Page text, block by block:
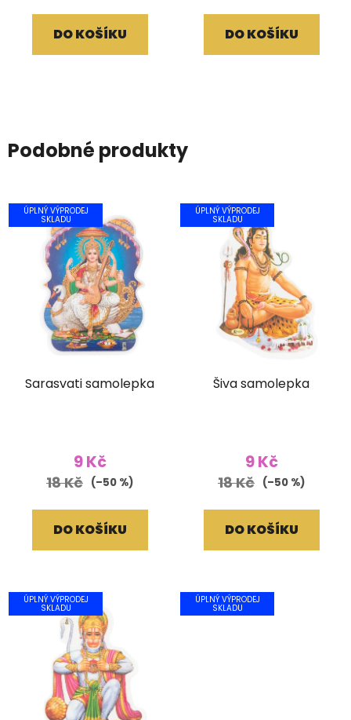
DO KOŠÍKU DO KOŠÍKU
Podobné produkty
ÚPLNÝ VÝPRODEJ
SKLADU
Sarasvati samolepka
9 Kč
18 Kč (–50 %)
DO KOŠÍKU
ÚPLNÝ VÝPRODEJ
SKLADU
Šiva samolepka
9 Kč
18 Kč (–50 %)
DO KOŠÍKU
ÚPLNÝ VÝPRODEJ
SKLADU
ÚPLNÝ VÝPRODEJ
SKLADU